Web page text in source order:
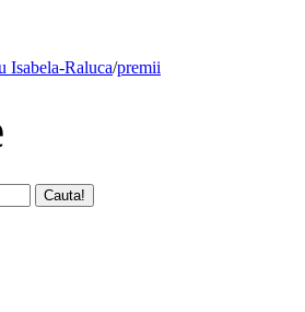
Isabela-Raluca/premii